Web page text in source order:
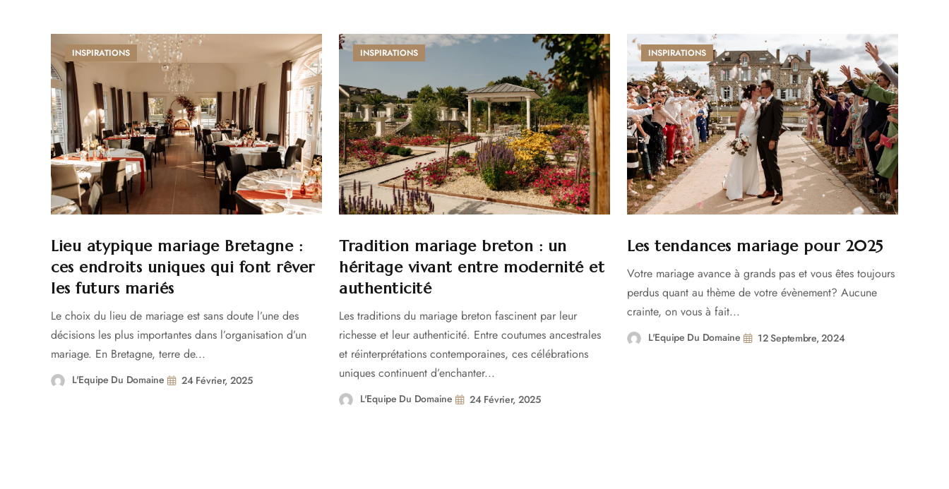
INSPIRATIONS
Lieu atypique mariage Bretagne :
ces endroits uniques qui font rêver
les futurs mariés
Le choix du lieu de mariage est sans doute l’une des
décisions les plus importantes dans l’organisation d’un
mariage. En Bretagne, terre de...
L'Equipe Du Domaine 24 Février, 2025
INSPIRATIONS
Tradition mariage breton : un
héritage vivant entre modernité et
authenticité
Les traditions du mariage breton fascinent par leur
richesse et leur authenticité. Entre coutumes ancestrales
et réinterprétations contemporaines, ces célébrations
uniques continuent d’enchanter...
L'Equipe Du Domaine 24 Février, 2025
INSPIRATIONS
Les tendances mariage pour 2025
Votre mariage avance à grands pas et vous êtes toujours
perdus quant au thème de votre évènement? Aucune
crainte, on vous à fait...
L'Equipe Du Domaine 12 Septembre, 2024